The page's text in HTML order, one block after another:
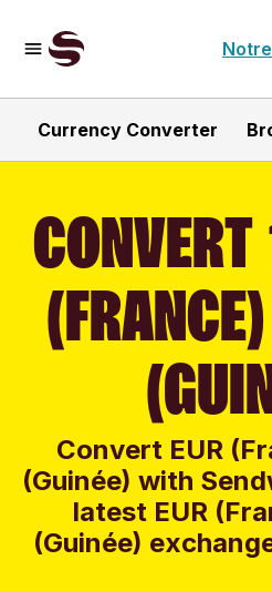
Currency Converter
Convert EUR
(Guinée) with
latest EUR
(Guinée)